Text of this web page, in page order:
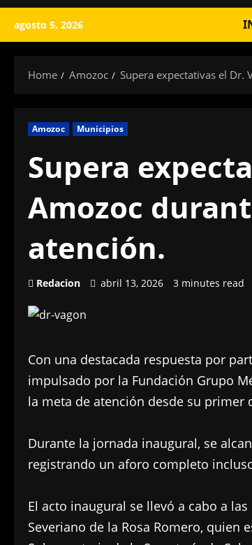
agosto 5, 2026
Home Amozoc Supera expectativas el Dr.
Amozoc Municipios
Supera
Amozoc
atención.
Redacion abril 13, 2026 3 minutes read
Con una destacada respuesta por
impulsado por la Fundación Grupo
la meta de atención desde su primer
Durante la jornada inaugural, se
registrando un aforo completo
El acto inaugural se llevó a cabo a
Severiano de la Rosa Romero, quien